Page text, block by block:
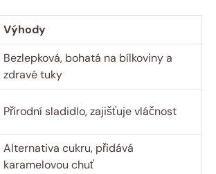
Výhody
Bezlepková, bohatá na bílkoviny a
zdravé tuky
Přírodní sladidlo, zajišťuje vláčnost
Alternativa cukru, přidává
karamelovou chuť